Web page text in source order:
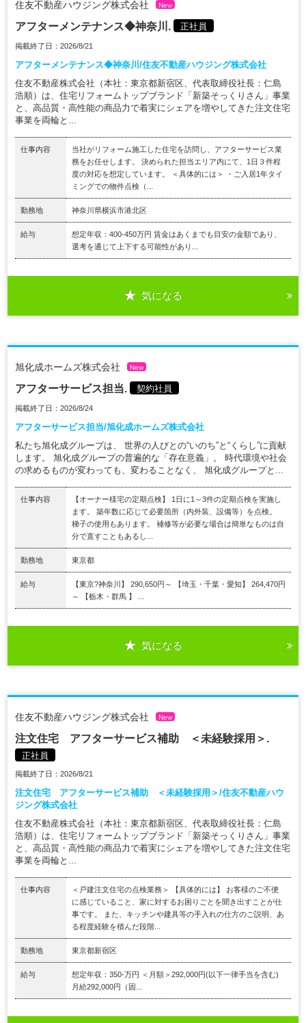
住友不動産ハウジング株式会社 New
アフターメンテナンス◆神奈川. 正社員
掲載終了日：2026/8/21
アフターメンテナンス◆神奈川/住友不動産ハウジング株式会社
住友不動産株式会社（本社：東京都新宿区、代表取締役社長：仁島
浩順）は、住宅リフォームトップブランド「新築そっくりさん」事業
と、高品質・高性能の商品力で着実にシェアを増やしてきた注文住宅
事業を両輪と...
仕事内容
当社がリフォーム施工した住宅を訪問し、アフターサービス業
務をお任せします。 決められた担当エリア内にて、1日３件程
度の対応を想定しています。 ＜具体的には＞ ・ご入居1年タイ
ミングでの物件点検（...
勤務地 神奈川県横浜市港北区
給与
想定年収：400-450万円 賃金はあくまでも目安の金額であり、
選考を通じて上下する可能性があり...
気になる
旭化成ホームズ株式会社 New
アフターサービス担当. 契約社員
掲載終了日：2026/8/24
アフターサービス担当/旭化成ホームズ株式会社
私たち旭化成グループは、 世界の人びとの“いのち”と“くらし”に貢献
します。 旭化成グループの普遍的な「存在意義」。 時代環境や社会
の求めるものが変わっても、変わることなく、 旭化成グループと...
仕事内容
【オーナー様宅の定期点検】 1日に1～3件の定期点検を実施し
ます。 築年数に応じて必要箇所（内外装、設備等）を点検。
梯子の使用もあります。 補修等が必要な場合は簡単なものは自
分で直すこともあるし...
勤務地 東京都
給与
【東京?神奈川】 290,650円～ 【埼玉・千葉・愛知】 264,470円
～ 【栃木・群馬 】 ...
気になる
住友不動産ハウジング株式会社 New
注文住宅 アフターサービス補助 ＜未経験採用＞.
正社員
掲載終了日：2026/8/21
注文住宅 アフターサービス補助 ＜未経験採用＞/住友不動産ハウ
ジング株式会社
住友不動産株式会社（本社：東京都新宿区、代表取締役社長：仁島
浩順）は、住宅リフォームトップブランド「新築そっくりさん」事業
と、高品質・高性能の商品力で着実にシェアを増やしてきた注文住宅
事業を両輪と...
仕事内容
＜戸建注文住宅の点検業務＞ 【具体的には】 お客様のご不便
に感じていること、家に対するお困りごとを聞き出すことが仕
事です。 また、キッチンや建具等の手入れの仕方のご説明、あ
る程度経験を積んだ段階...
勤務地 東京都新宿区
給与
想定年収：350-万円 ＜月額＞292,000円(以下一律手当を含む)
月給292,000円（固...